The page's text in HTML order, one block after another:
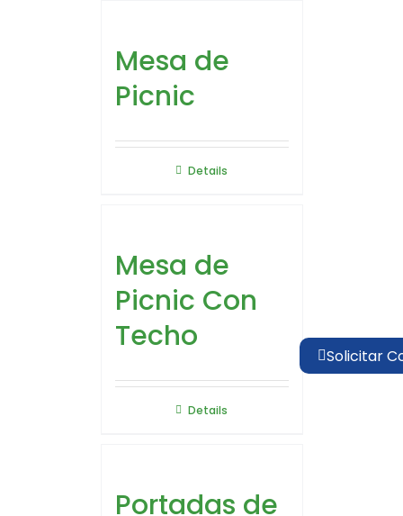
Mesa de
Picnic
Details
Mesa de
Picnic Con
Techo
Details
Portadas de
Solicitar